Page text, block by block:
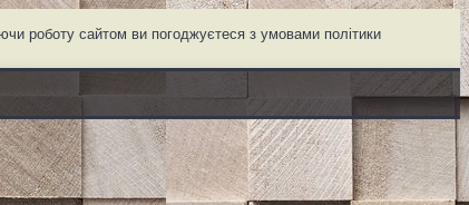
роботу сайтом ви погоджуєтеся з умовами політики